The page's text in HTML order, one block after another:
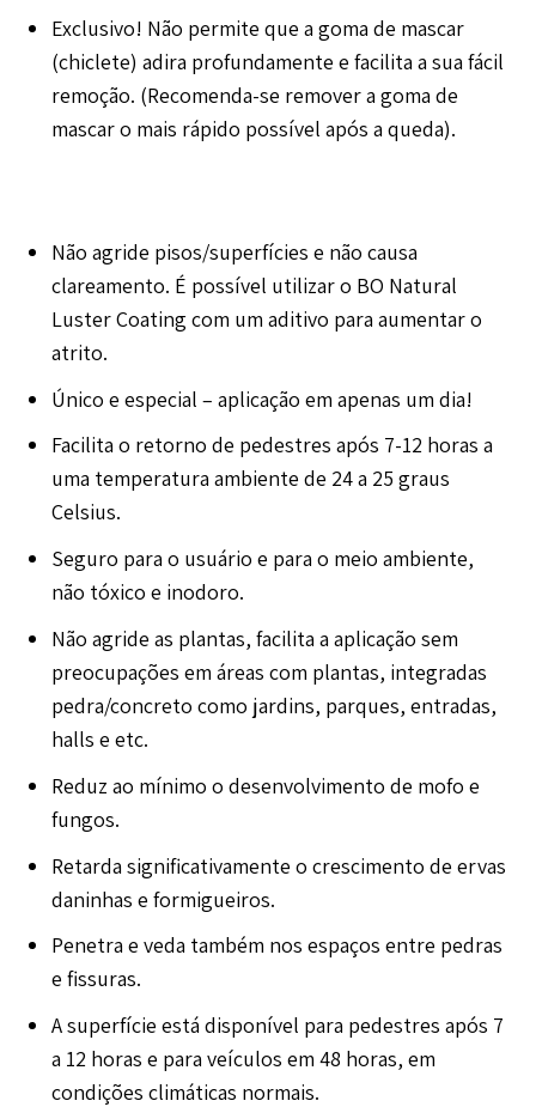
Exclusivo! Não permite que a goma de mascar
(chiclete) adira profundamente e facilita a sua fácil
remoção. (Recomenda-se remover a goma de
mascar o mais rápido possível após a queda).
Não agride pisos/superfícies e não causa
clareamento. É possível utilizar o BO Natural
Luster Coating com um aditivo para aumentar o
atrito.
Único e especial – aplicação em apenas um dia!
Facilita o retorno de pedestres após 7-12 horas a
uma temperatura ambiente de 24 a 25 graus
Celsius.
Seguro para o usuário e para o meio ambiente,
não tóxico e inodoro.
Não agride as plantas, facilita a aplicação sem
preocupações em áreas com plantas, integradas
pedra/concreto como jardins, parques, entradas,
halls e etc.
Reduz ao mínimo o desenvolvimento de mofo e
fungos.
Retarda significativamente o crescimento de ervas
daninhas e formigueiros.
Penetra e veda também nos espaços entre pedras
e fissuras.
A superfície está disponível para pedestres após 7
a 12 horas e para veículos em 48 horas, em
condições climáticas normais.